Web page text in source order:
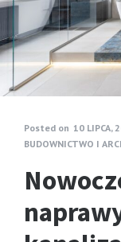
Posted on 10 LIPCA,
BUDOWNICTWO I